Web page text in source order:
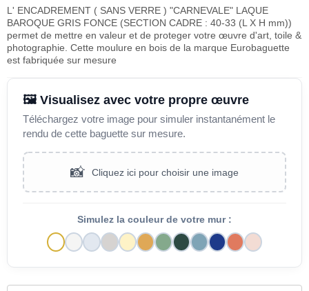
L' ENCADREMENT ( SANS VERRE ) "CARNEVALE" LAQUE
BAROQUE GRIS FONCE (SECTION CADRE : 40-33 (L X H mm))
permet de mettre en valeur et de proteger votre œuvre d'art, toile &
photographie. Cette moulure en bois de la marque Eurobaguette
est fabriquée sur mesure
🖼️ Visualisez avec votre propre œuvre
Téléchargez votre image pour simuler instantanément le
rendu de cette baguette sur mesure.
📸 Cliquez ici pour choisir une image
Simulez la couleur de votre mur :